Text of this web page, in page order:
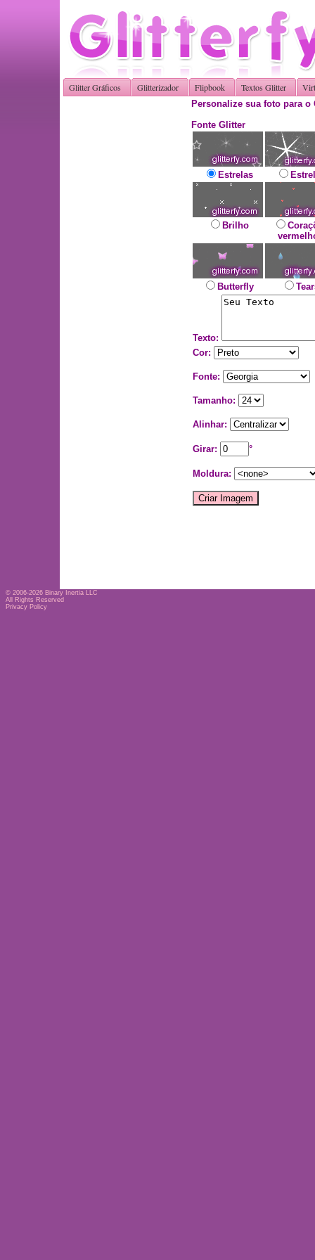
Glitter Gráficos Glitterizador Flipbook Textos Glitter
Personalize sua foto para o
Fonte Glitter
Estrelas
Brilho
Butterfly
Texto:
Cor:
Fonte:
Tamanho:
Alinhar:
Girar: °
Moldura:
© 2006-2026 Binary Inertia LLC
All Rights Reserved
Privacy Policy